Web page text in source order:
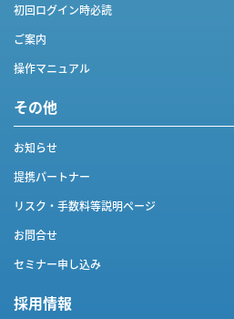
初回ログイン時必読
ご案内
操作マニュアル
その他
お知らせ
提携パートナー
リスク・手数料等説明ページ
お問合せ
セミナー申し込み
採用情報